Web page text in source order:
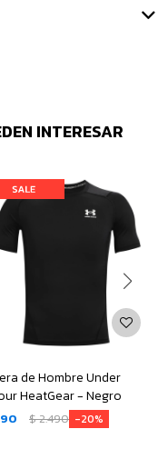
INTERESAR
de Hombre Under
HeatGear - Negro
$2.490 20